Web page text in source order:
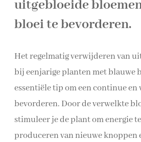
uitgebloeide
bloei te bevorderen.
Het regelmatig verwijderen van
bij eenjarige planten met blauwe
essentiële tip om een continue en
bevorderen. Door de verwelkte
stimuleer je de plant om energie
produceren van nieuwe knoppen